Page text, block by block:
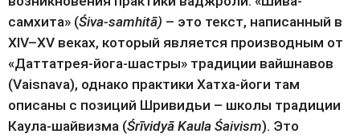
самхита» (Śiva-samhitā) – это текст, написанный в
XIV–XV веках, который является производным от
«Даттатрея-йога-шастры» традиции вайшнавов
(Vaisnava), однако практики Хатха-йоги там
описаны с позиций Шривидьи – школы традиции
Каула-шайвизма (Śrīvidyā Kaula Śaivism). Это